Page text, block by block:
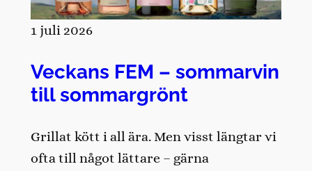
1 juli 2026
Veckans FEM – sommarvin
till sommargrönt
Grillat kött i all ära. Men visst längtar vi
ofta till något lättare – gärna